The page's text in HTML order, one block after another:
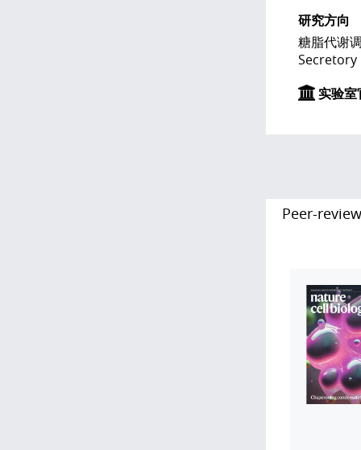
研究方向
糖脂代谢
Secretory
实验室
Peer-